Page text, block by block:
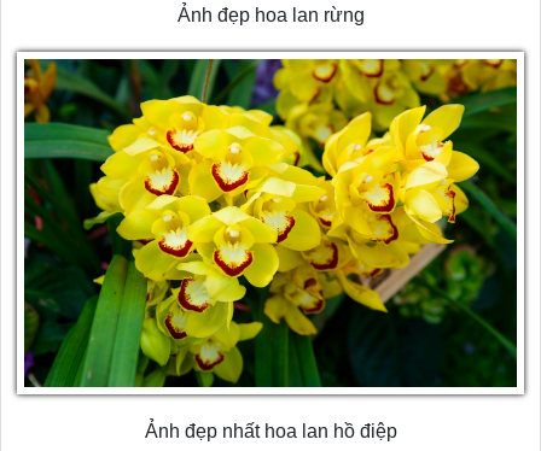
Ảnh đẹp hoa lan rừng
Ảnh đẹp nhất hoa lan hồ điệp